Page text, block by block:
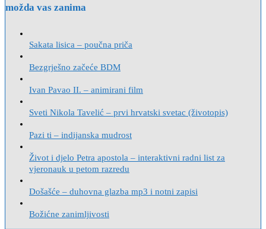
možda vas zanima
Sakata lisica – poučna priča
Bezgrješno začeće BDM
Ivan Pavao II. – animirani film
Sveti Nikola Tavelić – prvi hrvatski svetac (životopis)
Pazi ti – indijanska mudrost
Život i djelo Petra apostola – interaktivni radni list za
vjeronauk u petom razredu
Došašće – duhovna glazba mp3 i notni zapisi
Božićne zanimljivosti